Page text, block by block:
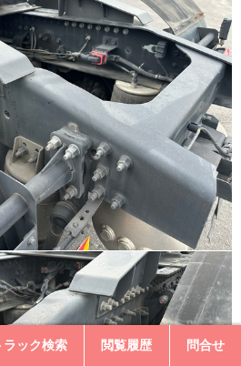
ラック検索 閲覧履歴 問合せ